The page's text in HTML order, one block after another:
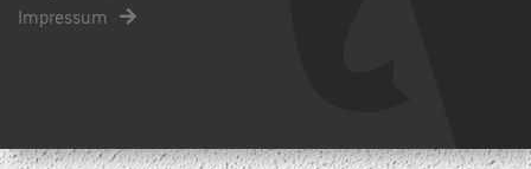
Impressum